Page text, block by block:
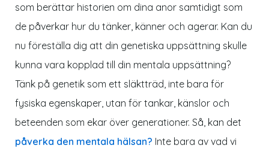
som berättar historien om dina anor samtidigt som
de påverkar hur du tänker, känner och agerar. Kan du
nu föreställa dig att din genetiska uppsättning skulle
kunna vara kopplad till din mentala uppsättning?
Tänk på genetik som ett släktträd, inte bara för
fysiska egenskaper, utan för tankar, känslor och
beteenden som ekar över generationer. Så, kan det
påverka den mentala hälsan? Inte bara av vad vi